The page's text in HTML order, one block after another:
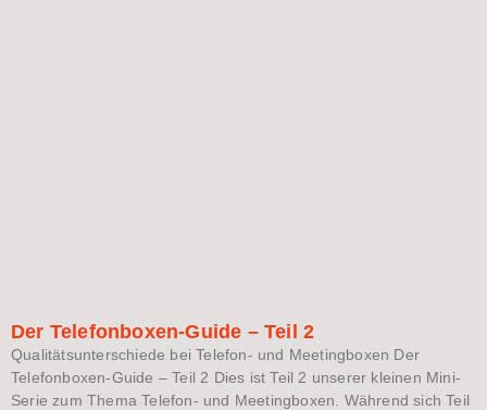
Der Telefonboxen-Guide – Teil 2
Qualitätsunterschiede bei Telefon- und Meetingboxen Der
Telefonboxen-Guide – Teil 2 Dies ist Teil 2 unserer kleinen Mini-
Serie zum Thema Telefon- und Meetingboxen. Während sich Teil